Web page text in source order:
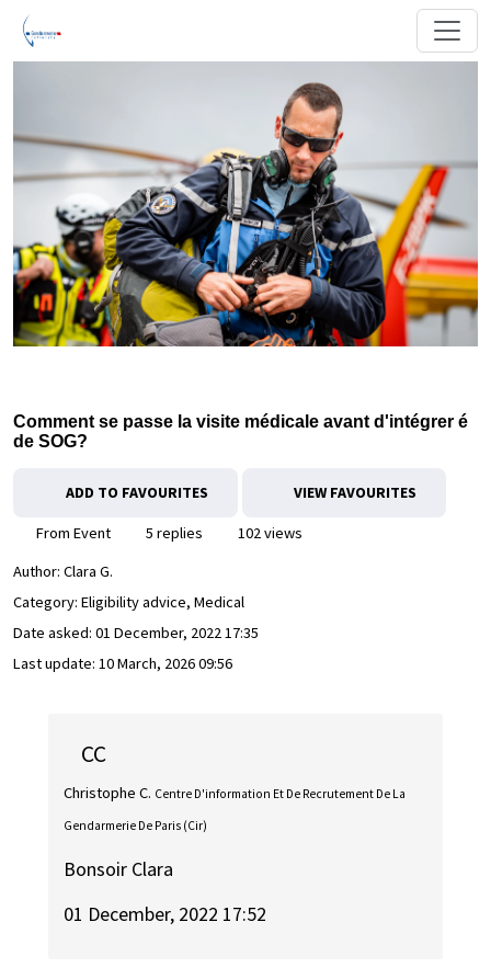
Comment se passe la visite médicale avant d'intégrer é
de SOG?
ADD TO FAVOURITES VIEW FAVOURITES
From Event 5 replies
102 views
Author: Clara G.
Category: Eligibility advice, Medical
Date asked: 01 December, 2022 17:35
Last update: 10 March, 2026 09:56
CC
Christophe C. Centre D'information Et De Recrutement De La
Gendarmerie De Paris (Cir)
Bonsoir Clara
01 December, 2022 17:52